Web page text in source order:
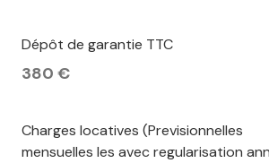
Dépôt de garantie TTC
380 €
Charges locatives (Previsionnelles
mensuelles les avec regularisation